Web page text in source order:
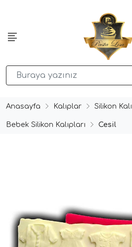
Anasayfa Kalıplar Silikon
Bebek Silikon Kalıpları Cesil